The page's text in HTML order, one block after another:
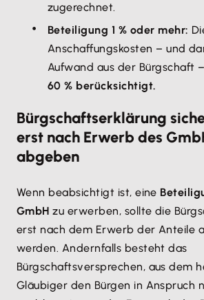
zugerechnet.
Beteiligung 1 % oder mehr:
Anschaffungskosten – und
Aufwand aus der Bürgschaft
60 % berücksichtigt.
Bürgschaftserklärung
erst nach Erwerb des
abgeben
Wenn beabsichtigt ist, eine
GmbHzu erwerben, sollte die
erst nach dem Erwerb der Anteile
werden. Andernfalls besteht das
Bürgschaftsversprechen, aus dem
Gläubiger den Bürgen in Anspruch